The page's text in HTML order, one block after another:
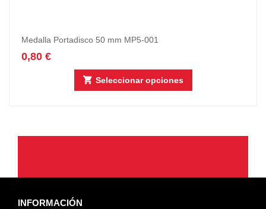
Medalla Portadisco 50 mm MP5-001
0,80 €
Seleccionar opciones
INFORMACIÓN